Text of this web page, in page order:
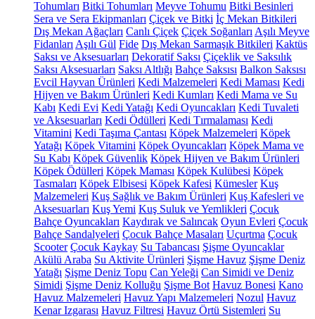
Tohumları Bitki Tohumları Meyve Tohumu Bitki Besinleri
Sera ve Sera Ekipmanları Çiçek ve Bitki İç Mekan Bitkileri
Dış Mekan Ağaçları Canlı Çiçek Çiçek Soğanları Aşılı Meyve
Fidanları Aşılı Gül Fide Dış Mekan Sarmaşık Bitkileri Kaktüs
Saksı ve Aksesuarları Dekoratif Saksı Çiçeklik ve Saksılık
Saksı Aksesuarları Saksı Altlığı Bahçe Saksısı Balkon Saksısı
Evcil Hayvan Ürünleri Kedi Malzemeleri Kedi Maması Kedi
Hijyen ve Bakım Ürünleri Kedi Kumları Kedi Mama ve Su
Kabı Kedi Evi Kedi Yatağı Kedi Oyuncakları Kedi Tuvaleti
ve Aksesuarları Kedi Ödülleri Kedi Tırmalaması Kedi
Vitamini Kedi Taşıma Çantası Köpek Malzemeleri Köpek
Yatağı Köpek Vitamini Köpek Oyuncakları Köpek Mama ve
Su Kabı Köpek Güvenlik Köpek Hijyen ve Bakım Ürünleri
Köpek Ödülleri Köpek Maması Köpek Kulübesi Köpek
Tasmaları Köpek Elbisesi Köpek Kafesi Kümesler Kuş
Malzemeleri Kuş Sağlık ve Bakım Ürünleri Kuş Kafesleri ve
Aksesuarları Kuş Yemi Kuş Suluk ve Yemlikleri Çocuk
Bahçe Oyuncakları Kaydırak ve Salıncak Oyun Evleri Çocuk
Bahçe Sandalyeleri Çocuk Bahçe Masaları Uçurtma Çocuk
Scooter Çocuk Kaykay Su Tabancası Şişme Oyuncaklar
Akülü Araba Su Aktivite Ürünleri Şişme Havuz Şişme Deniz
Yatağı Şişme Deniz Topu Can Yeleği Can Simidi ve Deniz
Simidi Şişme Deniz Kolluğu Şişme Bot Havuz Bonesi Kano
Havuz Malzemeleri Havuz Yapı Malzemeleri Nozul Havuz
Kenar Izgarası Havuz Filtresi Havuz Örtü Sistemleri Su